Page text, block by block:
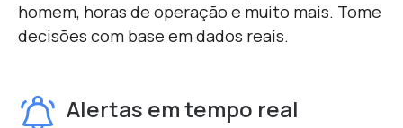
homem, horas de operação e muito mais. Tome
decisões com base em dados reais.
Alertas em tempo real